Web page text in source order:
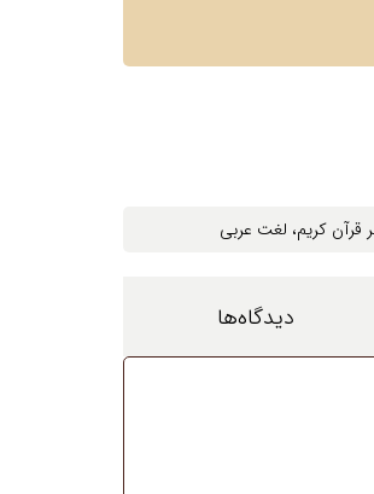
قرآن کریم، ‌ لغت عربی
دیدگاه‌ها